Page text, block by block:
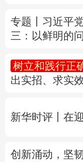
广东
四川
陕西
新疆
多语种频道
专题丨 习近平
三：以鲜明的
树立和践行正
出实招、求实
新华时评丨在
创新涌动，坚